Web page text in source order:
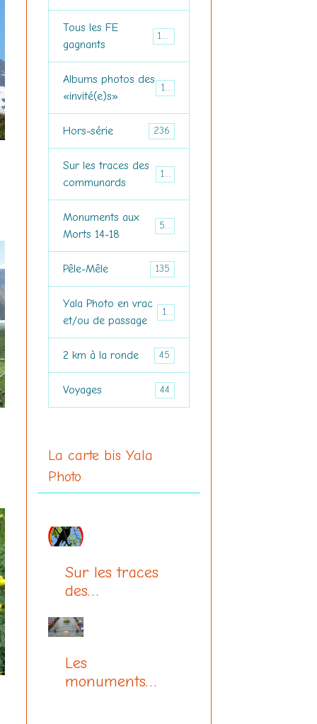
Tous les FE
gagnants
181
Albums photos des
«invité(e)s»
184
Hors-série 236
Sur les traces des
communards
150
Monuments aux
Morts 14-18
516
Pêle-Mêle 135
Yala Photo en vrac
et/ou de passage
157
2 km à la ronde 45
Voyages 44
La carte bis Yala
Photo
Sur les traces
des
Les
monuments